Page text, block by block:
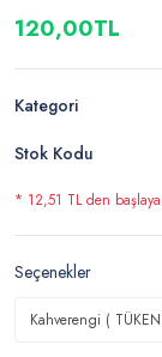
120,00TL
Kategori
Stok Kodu
* 12,51 TL den
Seçenekler